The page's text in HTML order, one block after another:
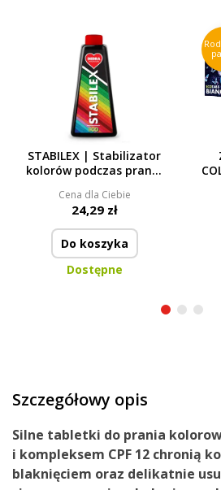
STABILEX | Stabilizator
kolorów podczas prania
| ECO | 500 ml
Cena dla Ciebie
24,29 zł
Do koszyka
Dostępne
Szczegółowy opis
Silne tabletki do prania
i kompleksem CPF 12 chronią
blaknięciem oraz delikatnie